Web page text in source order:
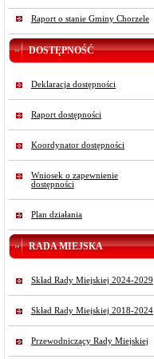
Raport o stanie Gminy Chorzele
DOSTĘPNOŚĆ
Deklaracja dostępności
Raport dostępności
Koordynator dostępności
Wniosek o zapewnienie
dostępności
Plan działania
RADA MIEJSKA
Skład Rady Miejskiej 2024-2029
Skład Rady Miejskiej 2018-2024
Przewodniczący Rady Miejskiej